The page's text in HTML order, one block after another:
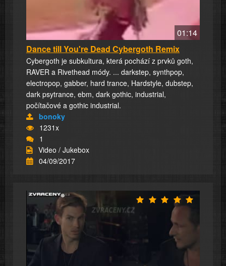
01:14
Dance till You're Dead Cybergoth Remix
Cybergoth je subkultura, která pochází z prvků goth,
RAVER a Rivethead módy. ... darkstep, synthpop,
electropop, gabber, hard trance, Hardstyle, dubstep,
dark psytrance, ebm, dark gothic, industrial,
počítačové a gothic industrial.
bonoky
1231x
1
Video / Jukebox
04/09/2017